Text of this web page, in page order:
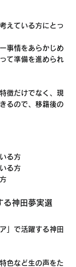
えている方にとっ
事情をあらかじめ
て準備を進められ
徴だけでなく、現
るので、移籍後の
る方
る方
る神田夢実選
」で活躍する神田
色など生の声をた